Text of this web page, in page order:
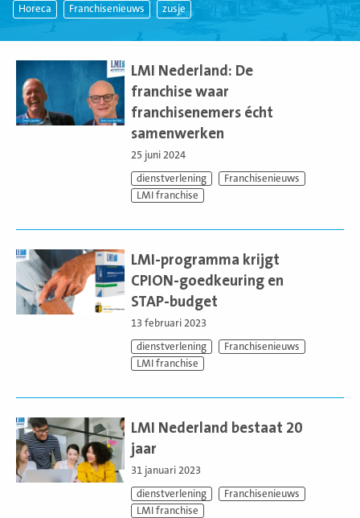
Horeca Franchisenieuws zusje
LMI Nederland: De
franchise waar
franchisenemers écht
samenwerken
25 juni 2024
dienstverlening
Franchisenieuws
LMI franchise
meer
LMI-programma krijgt
CPION-goedkeuring en
STAP-budget
13 februari 2023
dienstverlening
Franchisenieuws
LMI franchise
meer
LMI Nederland bestaat 20
jaar
31 januari 2023
dienstverlening
Franchisenieuws
LMI franchise